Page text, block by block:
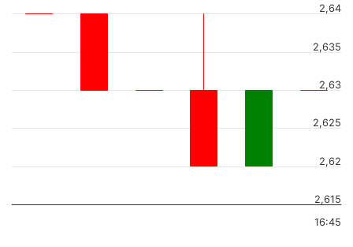
16:45
2,615
2,62
2,625
2,63
2,635
2,64